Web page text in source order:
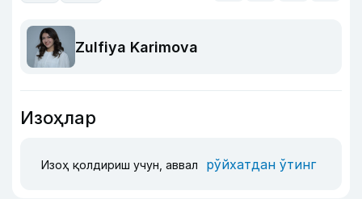
Zulfiya Karimova
Изоҳлар
Изоҳ қолдириш учун, аввал рўйхатдан ўтинг